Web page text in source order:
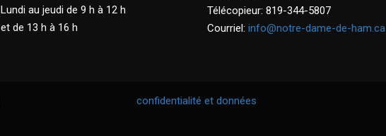
Lundi au jeudi de 9 h à 12 h
et de 13 h à 16 h
Télécopieur: 819-344-5807
Courriel: info@notre-dame-de-ham.ca
confidentialité et données